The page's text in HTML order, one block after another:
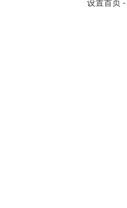
设置首页 -